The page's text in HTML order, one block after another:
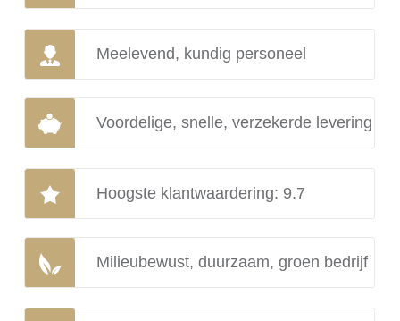
Meelevend, kundig personeel
Voordelige, snelle, verzekerde levering
Hoogste klantwaardering: 9.7
Milieubewust, duurzaam, groen bedrijf